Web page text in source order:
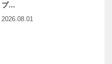
プ…
2026.08.01